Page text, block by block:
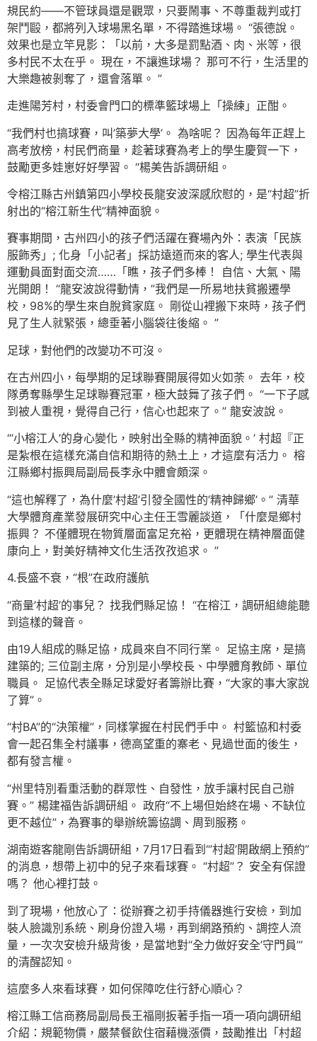
規民約——不管球員還是觀眾，只要鬧事、不尊重裁判或打
架鬥毆，都將列入球場黑名單，不得踏進球場。 “張德說。
效果也是立竿見影：「以前，大多是罰點酒、肉、米等，很
多村民不太在乎。 現在，不讓進球場？ 那可不行，生活里的
大樂趣被剝奪了，還會落單。 ”
走進陽芳村，村委會門口的標準籃球場上「操練」正酣。
“我們村也搞球賽，叫’築夢大學’。 為啥呢？ 因為每年正趕上
高考放榜，村民們商量，趁著球賽為考上的學生慶賀一下，
鼓勵更多娃崽好好學習。 “楊美告訴調研組。
令榕江縣古州鎮第四小學校長龍安波深感欣慰的，是“村超”折
射出的“榕江新生代”精神面貌。
賽事期間，古州四小的孩子們活躍在賽場內外：表演「民族
服飾秀」; 化身「小記者」採訪遠道而來的客人; 學生代表與
運動員面對面交流……「瞧，孩子們多棒！ 自信、大氣、陽
光開朗！ “龍安波說得動情，”我們是一所易地扶貧搬遷學
校，98%的學生來自脫貧家庭。 剛從山裡搬下來時，孩子們
見了生人就緊張，總垂著小腦袋往後縮。 ”
足球，對他們的改變功不可沒。
在古州四小，每學期的足球聯賽開展得如火如荼。 去年，校
隊勇奪縣學生足球聯賽冠軍，極大鼓舞了孩子們。 “一下子感
到被人重視，覺得自己行，信心也起來了。” 龍安波說。
“’小榕江人’的身心變化，映射出全縣的精神面貌。’ 村超『正
是紮根在這樣充滿自信和期待的熱土上，才這麼有活力。 榕
江縣鄉村振興局副局長李永中體會頗深。
“這也解釋了，為什麼’村超’引發全國性的’精神歸鄉’。” 清華
大學體育產業發展研究中心主任王雪麗談道，「什麼是鄉村
振興？ 不僅體現在物質層面富足充裕，更體現在精神層面健
康向上，對美好精神文化生活孜孜追求。 ”
4.長盛不衰，“根”在政府護航
“商量’村超’的事兒？ 找我們縣足協！ “在榕江，調研組總能聽
到這樣的聲音。
由19人組成的縣足協，成員來自不同行業。 足協主席，是搞
建築的; 三位副主席，分別是小學校長、中學體育教師、單位
職員。 足協代表全縣足球愛好者籌辦比賽，“大家的事大家說
了算”。
“村BA”的“決策權”，同樣掌握在村民們手中。 村籃協和村委
會一起召集全村議事，德高望重的寨老、見過世面的後生，
都有發言權。
“州里特別看重活動的群眾性、自發性，放手讓村民自己辦
賽。” 楊建福告訴調研組。 政府“不上場但始終在場、不缺位
更不越位”，為賽事的舉辦統籌協調、周到服務。
湖南遊客龍剛告訴調研組，7月17日看到“’村超’開啟網上預約”
的消息，想帶上初中的兒子來看球賽。 “村超”？ 安全有保證
嗎？ 他心裡打鼓。
到了現場，他放心了：從辦賽之初手持儀器進行安檢，到加
裝人臉識別系統、刷身份證入場，再到網路預約、調控人流
量，一次次安檢升級背後，是當地對“全力做好安全’守門員’”
的清醒認知。
這麼多人來看球賽，如何保障吃住行舒心順心？
榕江縣工信商務局副局長王福剛扳著手指一項一項向調研組
介紹：規範物價，嚴禁餐飲住宿藉機漲價，鼓勵推出「村超